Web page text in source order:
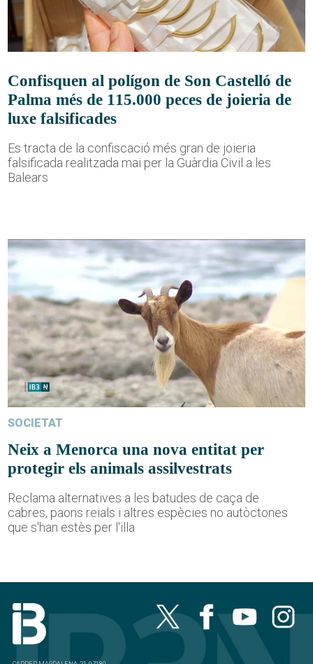
Confisquen al polígon de Son Castelló de
Palma més de 115.000 peces de joieria de
luxe falsificades
Es tracta de la confiscació més gran de joieria
falsificada realitzada mai per la Guàrdia Civil a les
Balears
SOCIETAT
Neix a Menorca una nova entitat per
protegir els animals assilvestrats
Reclama alternatives a les batudes de caça de
cabres, paons reials i altres espècies no autòctones
que s'han estès per l'illa